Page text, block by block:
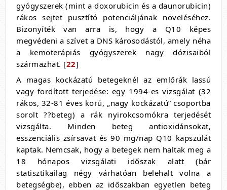
gyógyszerek (mint a doxorubicin és a daunorubicin)
rákos sejtet pusztító potenciáljának növeléséhez.
Bizonyíték van arra is, hogy a Q10 képes
megvédeni a szívet a DNS károsodástól, amely néha
a kemoterápiás gyógyszerek nagy dózisaiból
származhat. [22]
A magas kockázatú betegeknél az emlőrák lassú
vagy fordított terjedése: egy 1994-es vizsgálat (32
rákos, 32-81 éves korú, „nagy kockázatú” csoportba
sorolt ??beteg) a rák nyirokcsomókra terjedését
vizsgálta. Minden beteg antioxidánsokat,
esszenciális zsírsavat és 90 mg/nap Q10 kapszulát
kaptak. Nemcsak, hogy a betegek nem haltak meg a
18 hónapos vizsgálati időszak alatt (bár
statisztikailag négy várhatóan belehalt volna a
betegségbe), ebben az időszakban egyetlen beteg